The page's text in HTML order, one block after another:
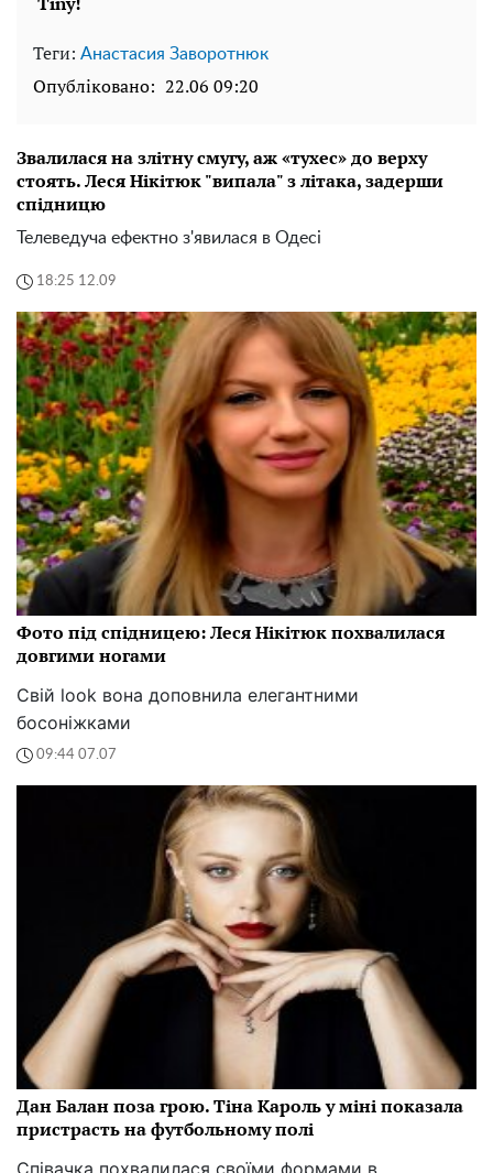
Теги: Анастасия Заворотнюк
Опубліковано: 22.06 09:20
Звалилася на злітну смугу, аж «тухес» до верху
стоять. Леся Нікітюк "випала" з літака, задерши
спідницю
Телеведуча ефектно з'явилася в Одесі
18:25 12.09
Фото під спідницею: Леся Нікітюк похвалилася
довгими ногами
Свій look вона доповнила елегантними
босоніжками
09:44 07.07
Дан Балан поза грою. Тіна Кароль у міні показала
пристрасть на футбольному полі
Співачка похвалилася своїми формами в